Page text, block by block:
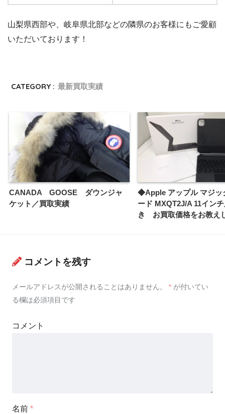
山梨県西部や、岐阜県北部などの隣県のお客様にもご愛顧
いただいております！
CATEGORY : 最新買取実績
CANADA GOOSE ダウンジャ
ケット／買取実績
◆Apple アップル マジッ
ード MXQT2J/A 11イン
き お買取価格をお教え
コメントを残す
メールアドレスが公開されることはありません。 * が付いてい
る欄は必須項目です
コメント
名前 *